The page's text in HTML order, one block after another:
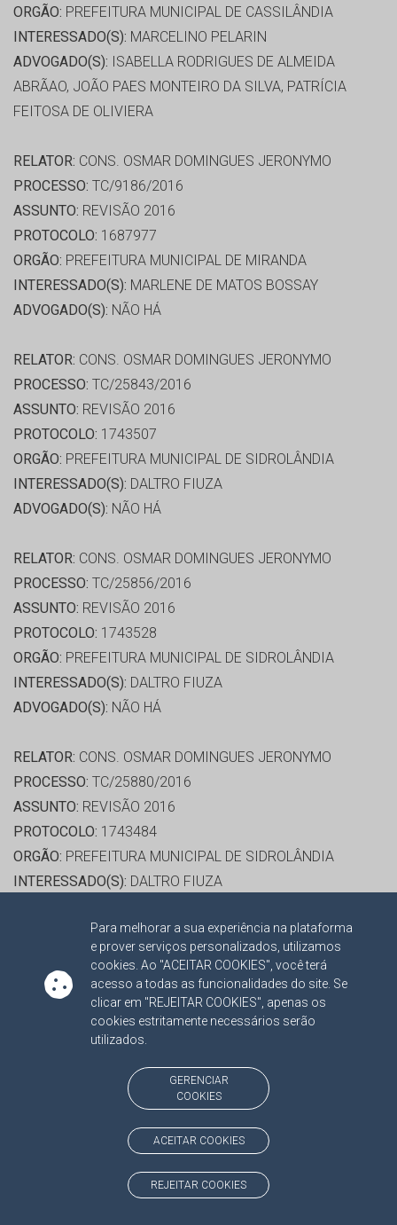
Para melhorar a sua experiência na plataforma
e prover serviços personalizados, utilizamos
cookies. Ao "ACEITAR COOKIES", você terá
acesso a todas as funcionalidades do site. Se
clicar em "REJEITAR COOKIES", apenas os
cookies estritamente necessários serão
utilizados.
GERENCIAR
COOKIES
ACEITAR COOKIES
REJEITAR COOKIES
ORGÃO: PREFEITURA MUNICIPAL DE CASSILÂNDIA
INTERESSADO(S): MARCELINO PELARIN
ADVOGADO(S): ISABELLA RODRIGUES DE ALMEIDA
ABRÃAO, JOÃO PAES MONTEIRO DA SILVA, PATRÍCIA
FEITOSA DE OLIVIERA
RELATOR: CONS. OSMAR DOMINGUES JERONYMO
PROCESSO: TC/9186/2016
ASSUNTO: REVISÃO 2016
PROTOCOLO: 1687977
ORGÃO: PREFEITURA MUNICIPAL DE MIRANDA
INTERESSADO(S): MARLENE DE MATOS BOSSAY
ADVOGADO(S): NÃO HÁ
RELATOR: CONS. OSMAR DOMINGUES JERONYMO
PROCESSO: TC/25843/2016
ASSUNTO: REVISÃO 2016
PROTOCOLO: 1743507
ORGÃO: PREFEITURA MUNICIPAL DE SIDROLÂNDIA
INTERESSADO(S): DALTRO FIUZA
ADVOGADO(S): NÃO HÁ
RELATOR: CONS. OSMAR DOMINGUES JERONYMO
PROCESSO: TC/25856/2016
ASSUNTO: REVISÃO 2016
PROTOCOLO: 1743528
ORGÃO: PREFEITURA MUNICIPAL DE SIDROLÂNDIA
INTERESSADO(S): DALTRO FIUZA
ADVOGADO(S): NÃO HÁ
RELATOR: CONS. OSMAR DOMINGUES JERONYMO
PROCESSO: TC/25880/2016
ASSUNTO: REVISÃO 2016
PROTOCOLO: 1743484
ORGÃO: PREFEITURA MUNICIPAL DE SIDROLÂNDIA
INTERESSADO(S): DALTRO FIUZA
CONS. OSMAR DOMINGUES JERONYMO
PROCESSO:
TC/11421/2016
REVISÃO 2016
PROTOCOLO: 1687325
JOCELITO KRUG
ISABELLA RODRIGUES DE ALMEIDA
ABRÃO, JOÃO PAES MONTEIRO DA SILVA
CONS. OSMAR DOMINGUES JERONYMO